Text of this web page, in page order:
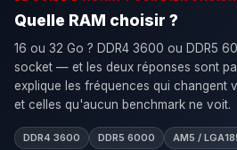
Quelle RAM choisir ?
16 ou 32 Go ? DDR4 3600 ou DDR5
socket — et les deux réponses sont
explique les fréquences qui changent
et celles qu'aucun benchmark ne voit.
DDR4 3600 DDR5 6000 AM5 /